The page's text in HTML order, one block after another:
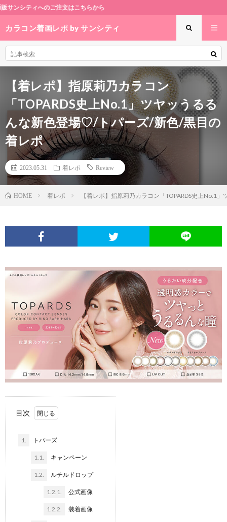
文はこちらから
カラコン着画レポ by サンシティ
【着レポ】指原莉乃カラコン
「TOPARDS史上No.1」ツヤッうるる
んな新色登場♡/トパーズ/新色/黒目の
着レポ
2023.05.31 着レポ Review
HOME 着レポ 【着レポ】指原莉乃カラコン「TOPARDS史上No.1
目次
1. トパーズ
1.1. キャンペーン
1.2. ルチルドロップ
1.2.1. 公式画像
1.2.2. 装着画像